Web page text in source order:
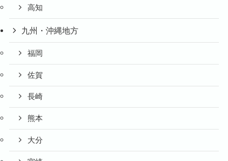
高知
九州・沖縄地方
福岡
佐賀
長崎
熊本
大分